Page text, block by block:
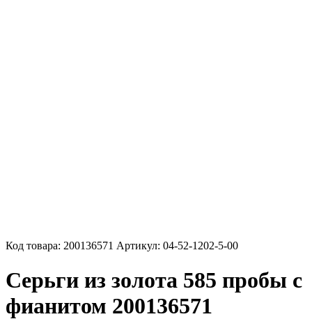
Код товара: 200136571 Артикул: 04-52-1202-5-00
Серьги из золота 585 пробы с
фианитом 200136571